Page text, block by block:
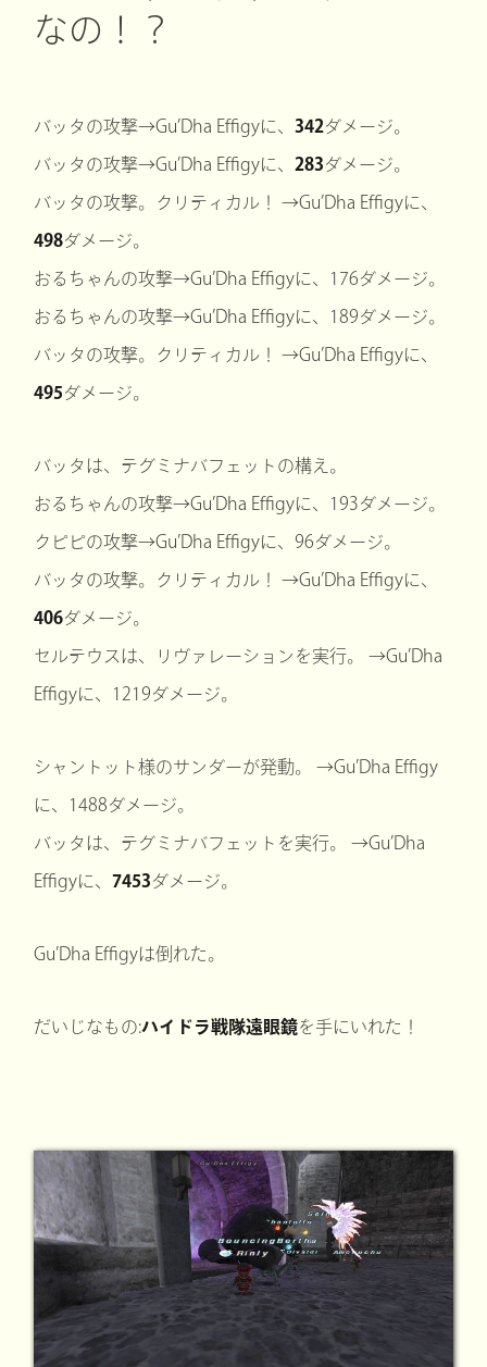
なの！？
バッタの攻撃→Gu’Dha Effigyに、 342ダメージ。
バッタの攻撃→Gu’Dha Effigyに、 283ダメージ。
バッタの攻撃。クリティカル！ →Gu’Dha Effigyに、
498ダメージ。
おるちゃんの攻撃→Gu’Dha Effigyに、176ダメージ。
おるちゃんの攻撃→Gu’Dha Effigyに、189ダメージ。
バッタの攻撃。クリティカル！ →Gu’Dha Effigyに、
495ダメージ。
バッタは、テグミナバフェットの構え。
おるちゃんの攻撃→Gu’Dha Effigyに、193ダメージ。
クピピの攻撃→Gu’Dha Effigyに、96ダメージ。
バッタの攻撃。クリティカル！ →Gu’Dha Effigyに、
406ダメージ。
セルテウスは、リヴァレーションを実行。 →Gu’Dha
Effigyに、1219ダメージ。
シャントット様のサンダーが発動。 →Gu’Dha Effigy
に、1488ダメージ。
バッタは、テグミナバフェットを実行。 →Gu’Dha
Effigyに、7453ダメージ。
Gu’Dha Effigyは倒れた。
だいじなもの:ハイドラ戦隊遠眼鏡を手にいれた！